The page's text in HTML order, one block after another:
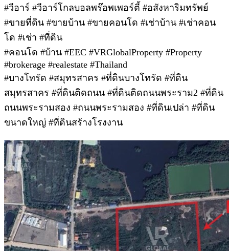
#วีอาร์ #วีอาร์โกลบอลพร๊อพเพอร์ตี้ #อสังหาริมทรัพย์
#ขายที่ดิน #ขายบ้าน #ขายคอนโด #เช่าบ้าน #เช่าคอน
โด #เช่า #ที่ดิน
#คอนโด #บ้าน #EEC #VRGlobalProperty #Property
#brokerage #realestate #Thailand
#บางโทรัด #สมุทรสาคร #ที่ดินบางโทรัด #ที่ดิน
สมุทรสาคร #ที่ดินติดถนน #ที่ดินติดถนนพระราม2 #ที่ดิน
ถนนพระรามสอง #ถนนพระรามสอง #ที่ดินเปล่า #ที่ดิน
ขนาดใหญ่ #ที่ดินสร้างโรงงาน